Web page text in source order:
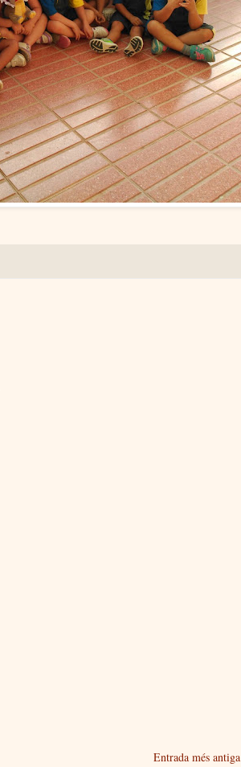
Entrada més antiga